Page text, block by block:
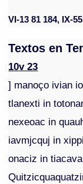
VI-13 81 184, IX-55
Textos en
10v 23
] manoço ivian
tlanexti in
nexeoac in
iavmjcquj in
onaciz in